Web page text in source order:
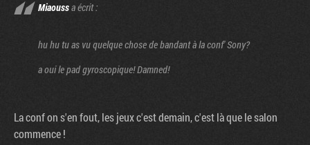
Miaoussa écrit :
hu hu tu as vu quelque chose de bandant à la conf' Sony?
a oui le pad gyroscopique! Damned!
La conf on s'en fout, les jeux c'est demain, c'est là que le salon
commence !